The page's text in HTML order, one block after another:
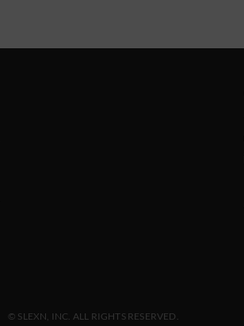
© SLEXN, INC. ALL RIGHTS RESERVED.